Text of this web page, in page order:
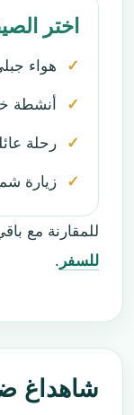
اختر
هواء
أنشطة
رحلة
زيارة
للمقارنة مع
للسفر .
شاهداغ